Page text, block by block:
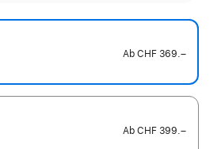
AbCHF 369.–
AbCHF 399.–